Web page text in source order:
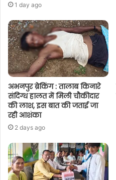
1 day ago
अभनपुर ब्रेकिंग : तालाब किनारे
संदिग्ध हालत में मिली चौकीदार
की लाश, इस बात की जताई जा
रही आशंका
2 days ago